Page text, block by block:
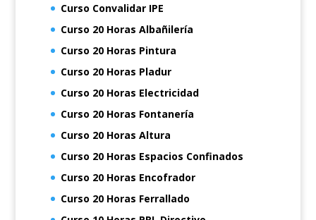
Curso Convalidar IPE
Curso 20 Horas Albañilería
Curso 20 Horas Pintura
Curso 20 Horas Pladur
Curso 20 Horas Electricidad
Curso 20 Horas Fontanería
Curso 20 Horas Altura
Curso 20 Horas Espacios Confinados
Curso 20 Horas Encofrador
Curso 20 Horas Ferrallado